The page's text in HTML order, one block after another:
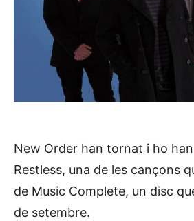
New Order han tornat i ho
Restless, una de les cançons
de Music Complete, un disc
de setembre.